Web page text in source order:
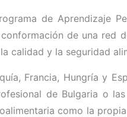
de Aprendizaje
de una red
calidad y la seguridad
Francia, Hungría y
de Bulgaria o
como la